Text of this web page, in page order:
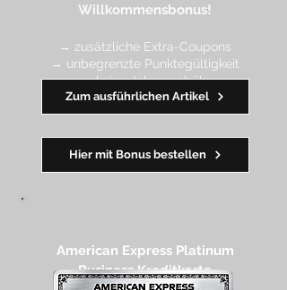
Willkommensbonus!
→ zusätzliche Extra-Coupons
→ unbegrenzte Punktegültigkeit
→ keine Jahresgebühr
━━━━━━━
Hier mit Bonus bestellen
Zum ausführlichen Artikel
American Express Platinum
Business Kreditkarte​